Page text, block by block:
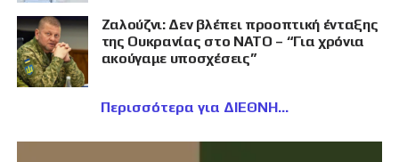
Ζαλούζνι: Δεν βλέπει προοπτική ένταξης
της Ουκρανίας στο ΝΑΤΟ – “Για χρόνια
ακούγαμε υποσχέσεις”
Περισσότερα για ΔΙΕΘΝΗ